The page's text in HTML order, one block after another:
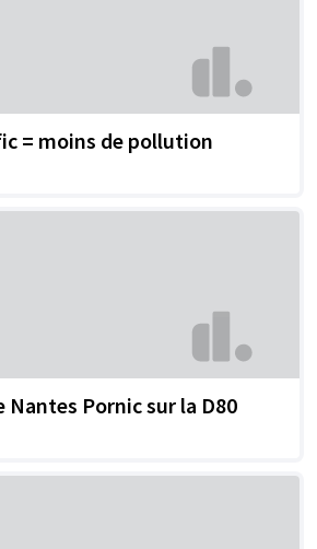
= moins de pollution
Nantes Pornic sur la D80